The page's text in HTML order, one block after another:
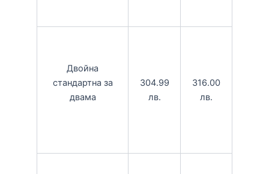
Двойна
стандартна за
двама
304.99
лв.
316.00
лв.